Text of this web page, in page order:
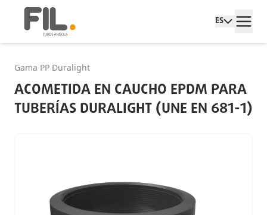
ES
Gama PP Duralight
ACOMETIDA EN CAUCHO EPDM PARA
TUBERÍAS DURALIGHT (UNE EN 681-1)